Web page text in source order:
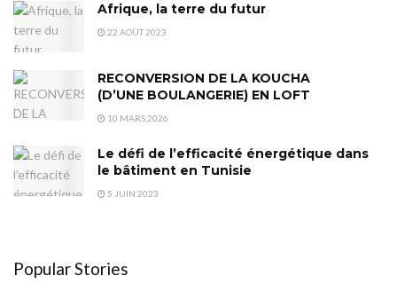
Afrique, la terre du futur
22 AOÛT 2023
RECONVERSION DE LA KOUCHA
(D’UNE BOULANGERIE) EN LOFT
10 MARS 2026
Le défi de l’efficacité énergétique dans
le bâtiment en Tunisie
5 JUIN 2023
Popular Stories